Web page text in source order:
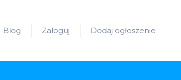
Blog Zaloguj Dodaj ogłoszenie